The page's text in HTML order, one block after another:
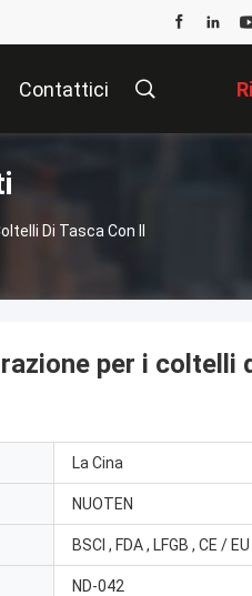
Contattici
Di Tasca Con Il
per i coltelli
La Cina
NUOTEN
BSCI , FDA , LFGB , CE /
ND-042